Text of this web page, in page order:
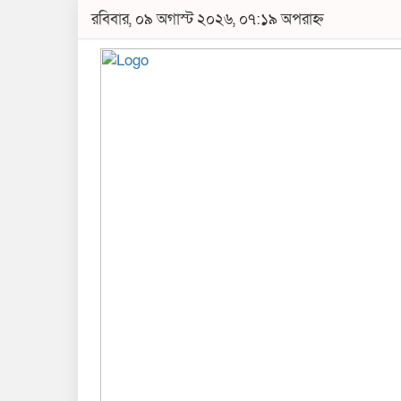
রবিবার, ০৯ অগাস্ট ২০২৬, ০৭:১৯ অপরাহ্ন